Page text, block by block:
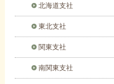
北海道支社
東北支社
関東支社
南関東支社